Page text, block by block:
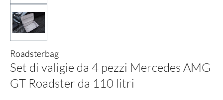
Roadsterbag
Set di valigie da 4 pezzi Mercedes AMG
GT Roadster da 110 litri